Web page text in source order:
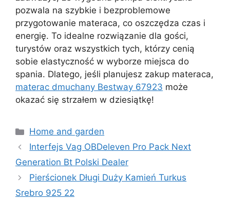
pozwala na szybkie i bezproblemowe
przygotowanie materaca, co oszczędza czas i
energię. To idealne rozwiązanie dla gości,
turystów oraz wszystkich tych, którzy cenią
sobie elastyczność w wyborze miejsca do
spania. Dlatego, jeśli planujesz zakup materaca,
materac dmuchany Bestway 67923 może
okazać się strzałem w dziesiątkę!
Kategorie
Home and garden
Interfejs Vag OBDeleven Pro Pack Next
Generation Bt Polski Dealer
Pierścionek Długi Duży Kamień Turkus
Srebro 925 22